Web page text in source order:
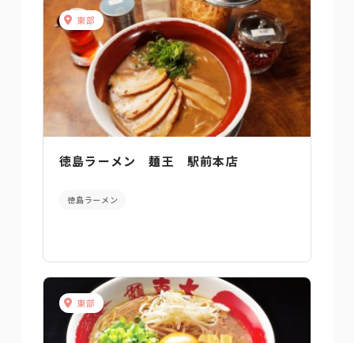
東部
徳島ラーメン 麺王 駅前本店
徳島ラーメン
東部